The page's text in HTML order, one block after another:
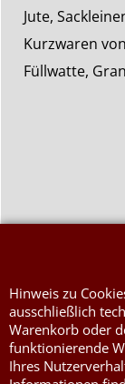
Jute,
Kurzwaren
Füllwatte,
Hinweis zu
ausschließlich
Warenkorb oder
funktionierende
Ihres